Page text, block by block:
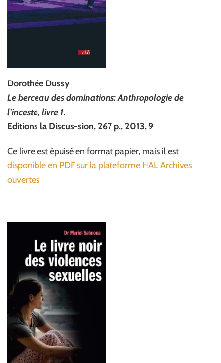
Dorothée Dussy
Le berceau des dominations: Anthropologie de
l’inceste, livre 1.
Editions la Discus-sion, 267 p., 2013, 9
Ce livre est épuisé en format papier, mais il est
disponible en PDF sur la plateforme HAL Archives
ouvertes